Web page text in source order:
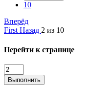
10
Вперёд
First Назад 2 из 10
Перейти к странице
Выполнить